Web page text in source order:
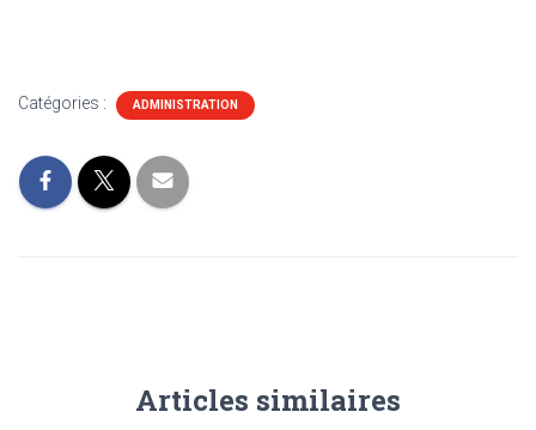
Catégories : ADMINISTRATION
Articles similaires